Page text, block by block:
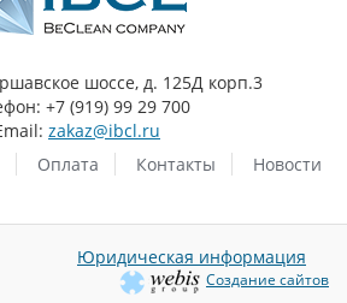
шоссе, д. 125Д корп.3
+7 (919) 99 29 700
zakaz@ibcl.ru
Оплата Контакты Новости
Юридическая информация
Создание сайтов